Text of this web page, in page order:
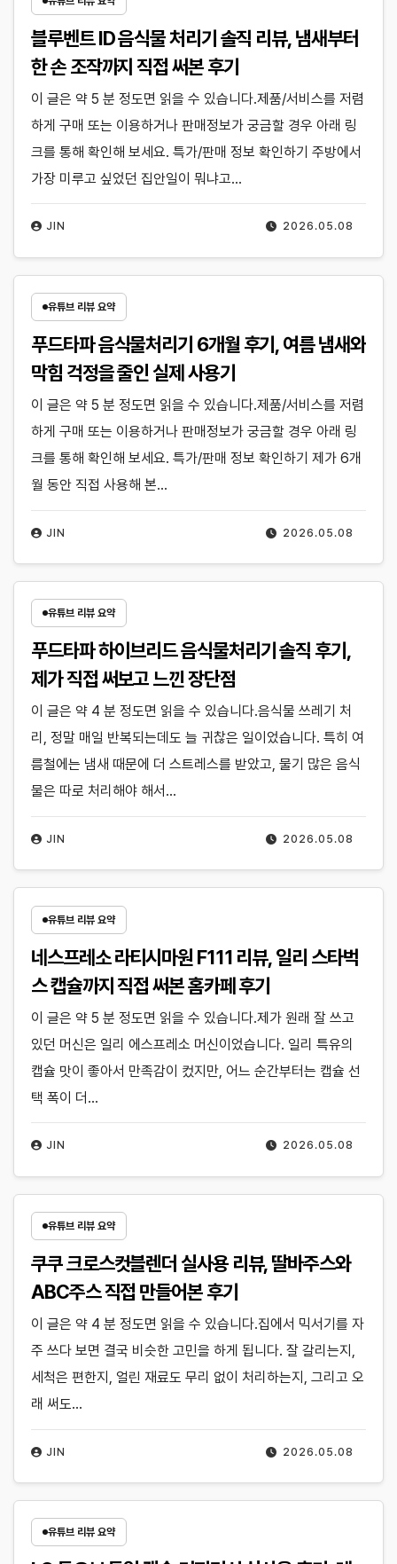
블루벤트 ID 음식물 처리기 솔직 리뷰, 냄새부터
한 손 조작까지 직접 써본 후기
2026.05.08
JIN
이 글은 약 5 분 정도면 읽을 수 있습니다.제품/서비스를 저렴
하게 구매 또는 이용하거나 판매정보가 궁금할 경우 아래 링
크를 통해 확인해 보세요. 특가/판매 정보 확인하기 주방에서
가장 미루고 싶었던 집안일이 뭐냐고…
유튜브 리뷰 요약
푸드타파 음식물처리기 6개월 후기, 여름 냄새와
막힘 걱정을 줄인 실제 사용기
2026.05.08
JIN
이 글은 약 5 분 정도면 읽을 수 있습니다.제품/서비스를 저렴
하게 구매 또는 이용하거나 판매정보가 궁금할 경우 아래 링
크를 통해 확인해 보세요. 특가/판매 정보 확인하기 제가 6개
월 동안 직접 사용해 본…
유튜브 리뷰 요약
푸드타파 하이브리드 음식물처리기 솔직 후기,
제가 직접 써보고 느낀 장단점
2026.05.08
JIN
이 글은 약 4 분 정도면 읽을 수 있습니다.음식물 쓰레기 처
리, 정말 매일 반복되는데도 늘 귀찮은 일이었습니다. 특히 여
름철에는 냄새 때문에 더 스트레스를 받았고, 물기 많은 음식
물은 따로 처리해야 해서…
유튜브 리뷰 요약
네스프레소 라티시마원 F111 리뷰, 일리 스타벅
스 캡슐까지 직접 써본 홈카페 후기
2026.05.08
JIN
이 글은 약 5 분 정도면 읽을 수 있습니다.제가 원래 잘 쓰고
있던 머신은 일리 에스프레소 머신이었습니다. 일리 특유의
캡슐 맛이 좋아서 만족감이 컸지만, 어느 순간부터는 캡슐 선
택 폭이 더…
유튜브 리뷰 요약
쿠쿠 크로스컷블렌더 실사용 리뷰, 딸바주스와
ABC주스 직접 만들어본 후기
2026.05.08
JIN
이 글은 약 4 분 정도면 읽을 수 있습니다.집에서 믹서기를 자
주 쓰다 보면 결국 비슷한 고민을 하게 됩니다. 잘 갈리는지,
세척은 편한지, 얼린 재료도 무리 없이 처리하는지, 그리고 오
래 써도…
유튜브 리뷰 요약